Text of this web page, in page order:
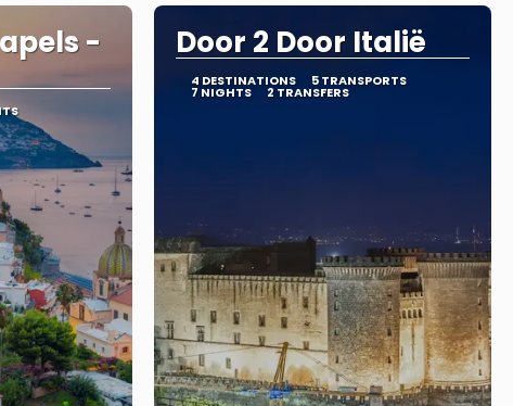
- Door 2 Door Italië
4 DESTINATIONS 5 TRANSPORTS
7 NIGHTS 2 TRANSFERS